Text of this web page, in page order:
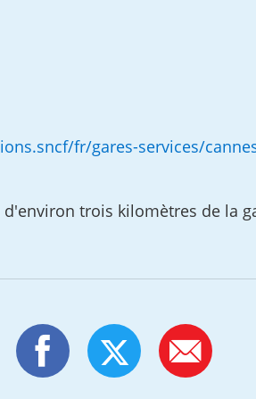
fr/gares-services/
d'environ trois kilomètres de la